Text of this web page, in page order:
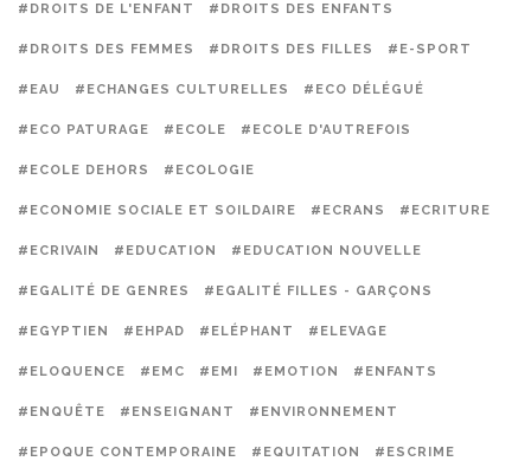
#DROITS DE L'ENFANT #DROITS DES ENFANTS
#DROITS DES FEMMES #DROITS DES FILLES #E-SPORT
#EAU #ECHANGES CULTURELLES #ECO DÉLÉGUÉ
#ECO PATURAGE #ECOLE #ECOLE D'AUTREFOIS
#ECOLE DEHORS #ECOLOGIE
#ECONOMIE SOCIALE ET SOILDAIRE #ECRANS #ECRITURE
#ECRIVAIN #EDUCATION #EDUCATION NOUVELLE
#EGALITÉ DE GENRES #EGALITÉ FILLES - GARÇONS
#EGYPTIEN #EHPAD #ELÉPHANT #ELEVAGE
#ELOQUENCE #EMC #EMI #EMOTION #ENFANTS
#ENQUÊTE #ENSEIGNANT #ENVIRONNEMENT
#EPOQUE CONTEMPORAINE #EQUITATION #ESCRIME